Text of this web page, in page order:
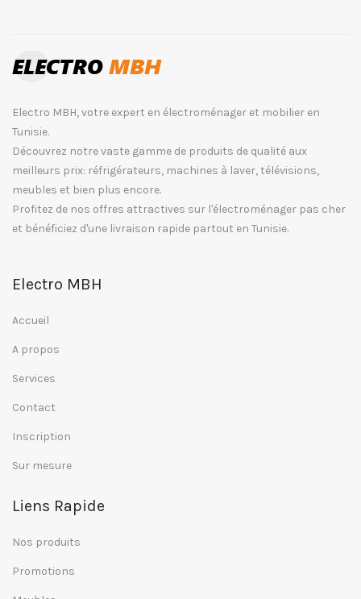
Electro MBH, votre expert en électroménager et mobilier en
Tunisie.
Découvrez notre vaste gamme de produits de qualité aux
meilleurs prix: réfrigérateurs, machines à laver, télévisions,
meubles et bien plus encore.
Profitez de nos offres attractives sur l'électroménager pas cher
et bénéficiez d'une livraison rapide partout en Tunisie.
Electro MBH
Accueil
A propos
Services
Contact
Inscription
Sur mesure
Liens Rapide
Nos produits
Promotions